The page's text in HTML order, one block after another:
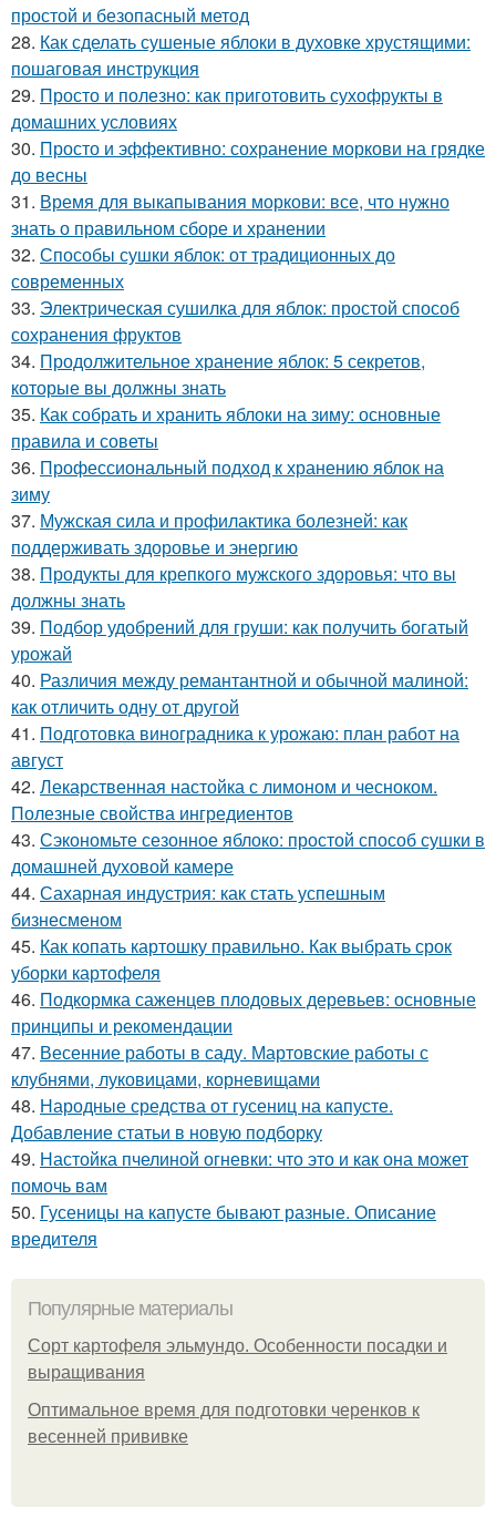
простой и безопасный метод
28. Как сделать сушеные яблоки в духовке хрустящими:
пошаговая инструкция
29. Просто и полезно: как приготовить сухофрукты в
домашних условиях
30. Просто и эффективно: сохранение моркови на грядке
до весны
31. Время для выкапывания моркови: все, что нужно
знать о правильном сборе и хранении
32. Способы сушки яблок: от традиционных до
современных
33. Электрическая сушилка для яблок: простой способ
сохранения фруктов
34. Продолжительное хранение яблок: 5 секретов,
которые вы должны знать
35. Как собрать и хранить яблоки на зиму: основные
правила и советы
36. Профессиональный подход к хранению яблок на
зиму
37. Мужская сила и профилактика болезней: как
поддерживать здоровье и энергию
38. Продукты для крепкого мужского здоровья: что вы
должны знать
39. Подбор удобрений для груши: как получить богатый
урожай
40. Различия между ремантантной и обычной малиной:
как отличить одну от другой
41. Подготовка виноградника к урожаю: план работ на
август
42. Лекарственная настойка с лимоном и чесноком.
Полезные свойства ингредиентов
43. Сэкономьте сезонное яблоко: простой способ сушки в
домашней духовой камере
44. Сахарная индустрия: как стать успешным
бизнесменом
45. Как копать картошку правильно. Как выбрать срок
уборки картофеля
46. Подкормка саженцев плодовых деревьев: основные
принципы и рекомендации
47. Весенние работы в саду. Мартовские работы с
клубнями, луковицами, корневищами
48. Народные средства от гусениц на капусте.
Добавление статьи в новую подборку
49. Настойка пчелиной огневки: что это и как она может
помочь вам
50. Гусеницы на капусте бывают разные. Описание
вредителя
Популярные материалы
Сорт картофеля эльмундо. Особенности посадки и
выращивания
Оптимальное время для подготовки черенков к
весенней прививке